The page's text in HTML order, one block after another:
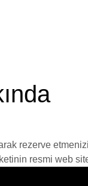
rezerve
resmi web